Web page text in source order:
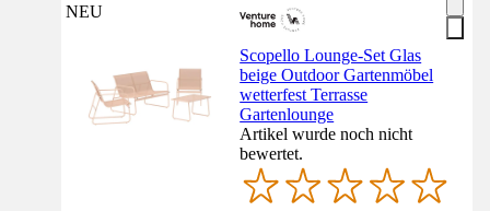
NEU
Scopello Lounge-Set Glas
beige Outdoor Gartenmöbel
wetterfest Terrasse
Gartenlounge
Artikel wurde noch nicht
bewertet.